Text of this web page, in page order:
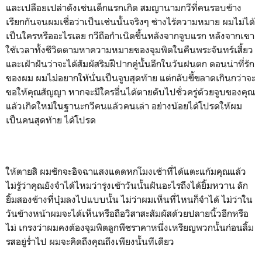
และเปลือยเปล่าดังเช่นเด็กแรกเกิด สมญานามกวีที่คนรอบข้าง
เรียกกันจนผมเชื่อว่าเป็นเช่นนั้นจริงๆ ช่างไร้ความหมาย ผมไม่ได้
เป็นใครหรืออะไรเลย กวีถือกำเนิดขึ้นหลังจากจูบแรก หลังจากเขา
ใช้เวลาทั้งชีวิตตามหาความหมายของจุมพิตในคืนพระจันทร์เสี้ยว
และเฝ้าฝันว่าจะได้สัมผัสริมฝีปากคู่นั้นอีกในวันฝนตก ดอนน่าที่รัก
ของผม ผมไม่อยากให้นั่นเป็นจูบสุดท้าย แต่กลับขี้ขลาดเกินกว่าจะ
ขอให้คุณสัญญา หากจะมีใครอื่นได้ตายดับไปชั่วครู่ด้วยจูบของคุณ
แล้วเกิดใหม่ในฐานะกวีคนแล้วคนเล่า อย่างน้อยได้โปรดให้ผม
เป็นคนสุดท้าย ได้โปรด
ให้ตายสิ ผมชักจะอิจฉาแสงแดดหกโมงเช้าที่ได้แตะแก้มคุณแล้ว
ไม่รู้ว่าคุณยังจำได้ไหมว่ารุ่งเช้าวันนั้นฝันอะไรถึงได้ยิ้มหวาน ลัก
ยิ้มสองข้างที่บุ๋มลงไปแบบนั้น ไม่ว่าผมเห็นที่ไหนก็จำได้ ไม่ว่าใน
วันข้างหน้าผมจะได้เห็นหรือถือวิสาสะสัมผัสด้วยปลายนิ้วอีกหรือ
ไม่ เกรงว่าผมคงต้องจุมพิตลูกพีชราคาหนึ่งเหรียญพวกนั้นก่อนลิ้ม
รสอยู่ร่ำไป ผมจะคิดถึงคุณถึงเพียงนั้นทีเดียว